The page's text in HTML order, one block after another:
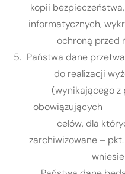
kopii
informatycznych,
ochroną przed
Państwa dane
do realizacji
(wynikającego z
obowiązujących i
celów, dla
zarchiwizowane –